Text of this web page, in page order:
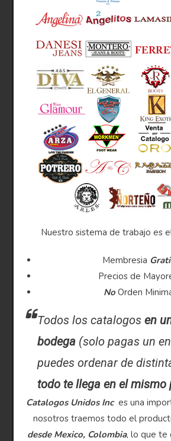
Nuestro sistema de trabajo es
Membresia
Precios de
No Orden
Todos los catalogosen
bodega (solo pagas un
puedes ordenar de
todo te llega en el mismo
Catalogos Unidos Inc es una
nosotros traemos todo el
desde Mexico, Colombia, lo que te